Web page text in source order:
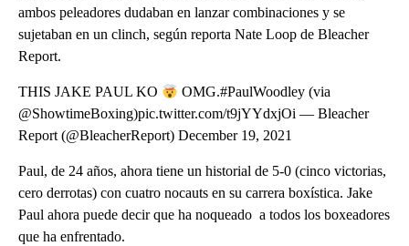
ambos peleadores dudaban en lanzar combinaciones y se
sujetaban en un clinch, según reporta Nate Loop de Bleacher
Report.
THIS JAKE PAUL KO
OMG.#PaulWoodley (via
@ShowtimeBoxing)pic.twitter.com/t9jYYdxjOi — Bleacher
Report (@BleacherReport) December 19, 2021
Paul, de 24 años, ahora tiene un historial de 5-0 (cinco victorias,
cero derrotas) con cuatro nocauts en su carrera boxística. Jake
Paul ahora puede decir que ha noqueado a todos los boxeadores
que ha enfrentado.